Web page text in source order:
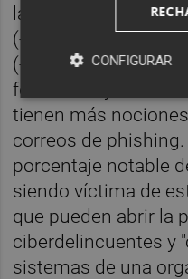
la trampa, tanto las
(-39%) como las
(-31%). Gracias a las
formación y
tienen más
correos de
porcentaje notable
siendo víctima de
que pueden abrir la
ciberdelincuentes y
sistemas de una
CONFIGURAR